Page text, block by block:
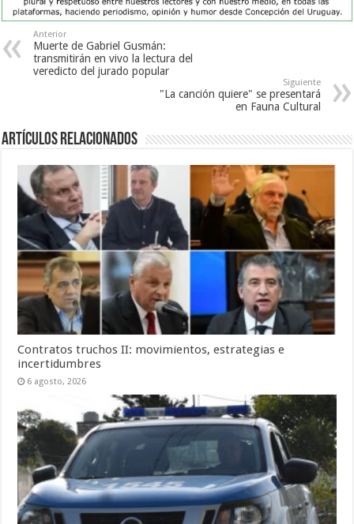
Anterior
Muerte de Gabriel Gusmán:
transmitirán en vivo la lectura del
veredicto del jurado popular
Siguiente
"La canción quiere" se presentará
en Fauna Cultural
Artículos Relacionados
Contratos truchos II: movimientos, estrategias e
incertidumbres
6 agosto, 2026